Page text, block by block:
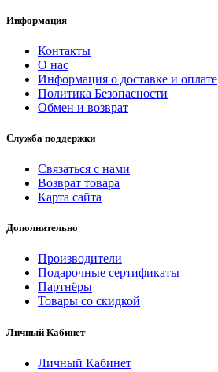
Информация
Контакты
О нас
Информация о доставке и оплате
Политика Безопасности
Обмен и возврат
Служба поддержки
Связаться с нами
Возврат товара
Карта сайта
Дополнительно
Производители
Подарочные сертификаты
Партнёры
Товары со скидкой
Личный Кабинет
Личный Кабинет